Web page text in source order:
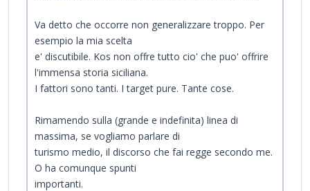
Va detto che occorre non generalizzare troppo. Per
esempio la mia scelta
e' discutibile. Kos non offre tutto cio' che puo' offrire
l'immensa storia siciliana.
I fattori sono tanti. I target pure. Tante cose.
Rimamendo sulla (grande e indefinita) linea di
massima, se vogliamo parlare di
turismo medio, il discorso che fai regge secondo me.
O ha comunque spunti
importanti.